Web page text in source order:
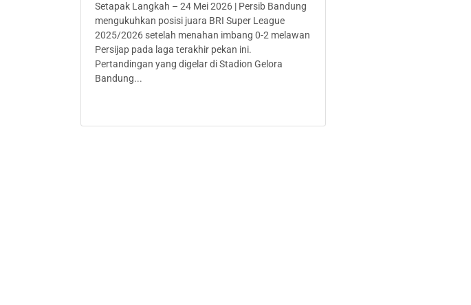
Setapak Langkah – 24 Mei 2026 | Persib Bandung
mengukuhkan posisi juara BRI Super League
2025/2026 setelah menahan imbang 0-2 melawan
Persijap pada laga terakhir pekan ini.
Pertandingan yang digelar di Stadion Gelora
Bandung...